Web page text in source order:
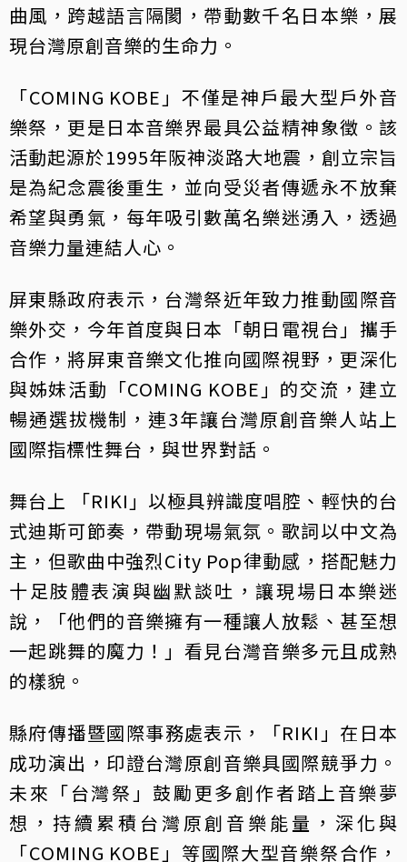
曲風，跨越語言隔閡，帶動數千名日本樂，展
現台灣原創音樂的生命力。
「COMING KOBE」不僅是神戶最大型戶外音
樂祭，更是日本音樂界最具公益精神象徵。該
活動起源於1995年阪神淡路大地震，創立宗旨
是為紀念震後重生，並向受災者傳遞永不放棄
希望與勇氣，每年吸引數萬名樂迷湧入，透過
音樂力量連結人心。
屏東縣政府表示，台灣祭近年致力推動國際音
樂外交，今年首度與日本「朝日電視台」攜手
合作，將屏東音樂文化推向國際視野，更深化
與姊妹活動「COMING KOBE」的交流，建立
暢通選拔機制，連3年讓台灣原創音樂人站上
國際指標性舞台，與世界對話。
舞台上 「RIKI」以極具辨識度唱腔、輕快的台
式迪斯可節奏，帶動現場氣氛。歌詞以中文為
主，但歌曲中強烈City Pop律動感，搭配魅力
十足肢體表演與幽默談吐，讓現場日本樂迷
說，「他們的音樂擁有一種讓人放鬆、甚至想
一起跳舞的魔力！」看見台灣音樂多元且成熟
的樣貌。
縣府傳播暨國際事務處表示，「RIKI」在日本
成功演出，印證台灣原創音樂具國際競爭力。
未來「台灣祭」鼓勵更多創作者踏上音樂夢
想，持續累積台灣原創音樂能量，深化與
「COMING KOBE」等國際大型音樂祭合作，